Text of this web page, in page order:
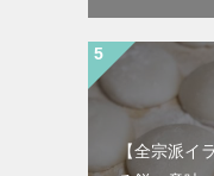
【全宗派イ